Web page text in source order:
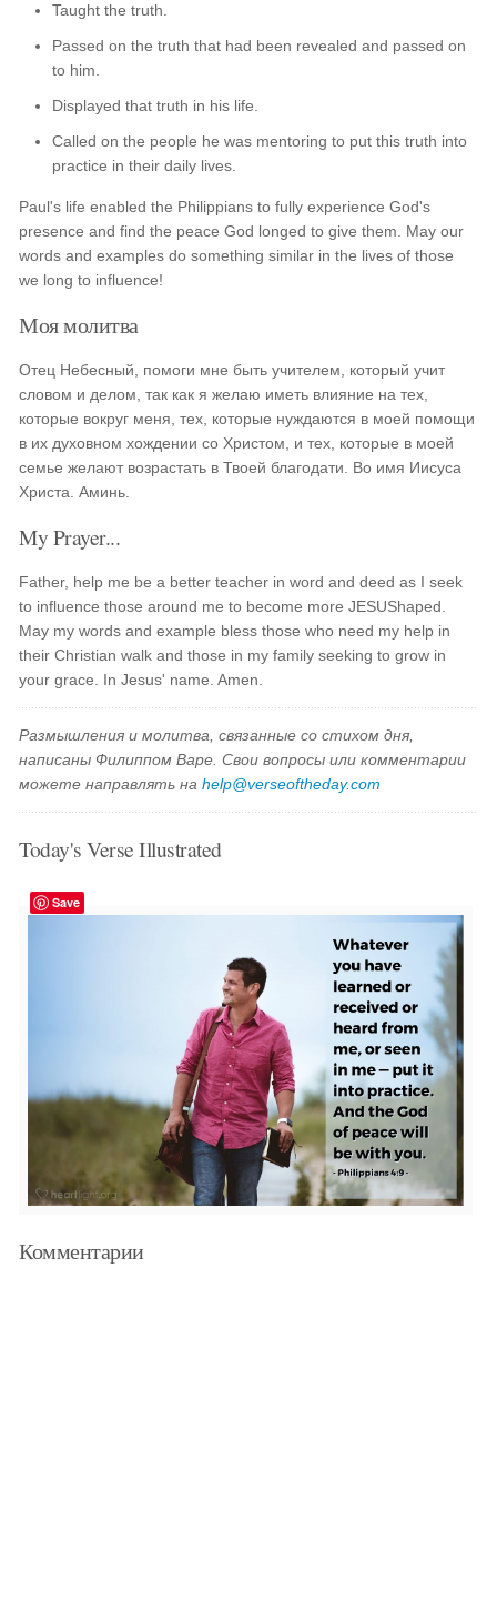
Taught the truth.
Passed on the truth that had been revealed and passed on
to him.
Displayed that truth in his life.
Called on the people he was mentoring to put this truth into
practice in their daily lives.
Paul's life enabled the Philippians to fully experience God's
presence and find the peace God longed to give them. May our
words and examples do something similar in the lives of those
we long to influence!
Моя молитва
Отец Небесный, помоги мне быть учителем, который учит
словом и делом, так как я желаю иметь влияние на тех,
которые вокруг меня, тех, которые нуждаются в моей помощи
в их духовном хождении со Христом, и тех, которые в моей
семье желают возрастать в Твоей благодати. Во имя Иисуса
Христа. Аминь.
My Prayer...
Father, help me be a better teacher in word and deed as I seek
to influence those around me to become more JESUShaped.
May my words and example bless those who need my help in
their Christian walk and those in my family seeking to grow in
your grace. In Jesus' name. Amen.
Размышления и молитва, связанные со стихом дня,
написаны Филиппом Варе. Свои вопросы или комментарии
можете направлять наhelp@verseoftheday.com
Today's Verse Illustrated
Save
Комментарии